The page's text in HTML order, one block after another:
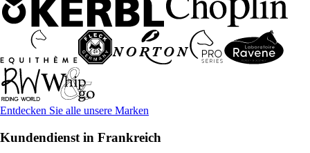
Entdecken Sie alle unsere Marken
Kundendienst in Frankreich